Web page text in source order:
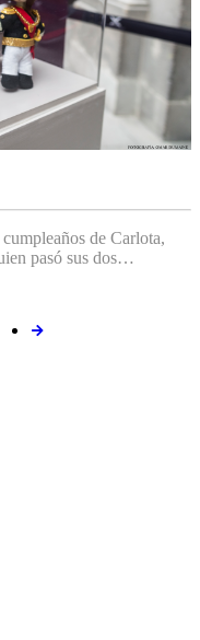
de Carlota,
pasó sus dos…